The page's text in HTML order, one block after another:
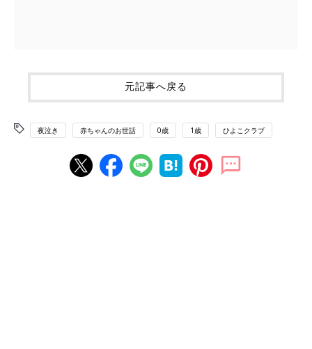
元記事へ戻る
夜泣き 赤ちゃんのお世話 0歳 1歳 ひよこクラブ